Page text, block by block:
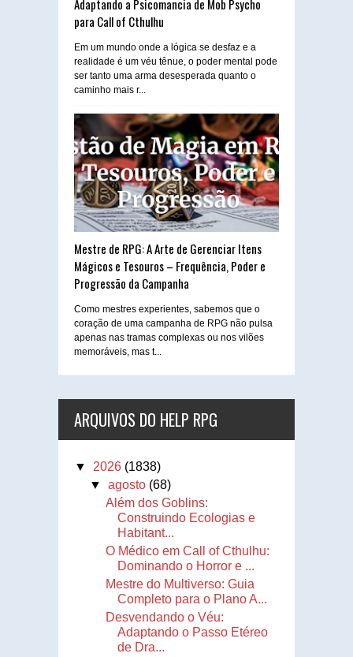
Adaptando a Psicomancia de Mob Psycho
para Call of Cthulhu
Em um mundo onde a lógica se desfaz e a
realidade é um véu tênue, o poder mental pode
ser tanto uma arma desesperada quanto o
caminho mais r...
Mestre de RPG: A Arte de Gerenciar Itens
Mágicos e Tesouros – Frequência, Poder e
Progressão da Campanha
Como mestres experientes, sabemos que o
coração de uma campanha de RPG não pulsa
apenas nas tramas complexas ou nos vilões
memoráveis, mas t...
ARQUIVOS DO HELP RPG
▼ 2026 (1838)
▼agosto (68)
Além dos Goblins:
Construindo Ecologias e
Habitant...
O Médico em Call of Cthulhu:
Dominando o Horror e ...
Mestre do Multiverso: Guia
Completo para o Plano A...
Desvendando o Véu:
Adaptando o Passo Etéreo
de Dra...